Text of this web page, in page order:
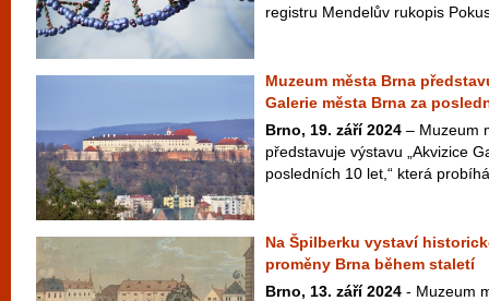
registru Mendelův rukopis
Muzeum města Brna
Galerie města Brna za
Brno, 19. září 2024 – Muzeum
představuje výstavu „Akvizice
posledních 10 let,“ která
Na Špilberku vystaví
proměny Brna během staletí
Brno, 13. září 2024 - Muzeum